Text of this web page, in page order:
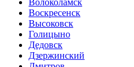
Волоколамск
Воскресенск
Высоковск
Голицыно
Дедовск
Дзержинский